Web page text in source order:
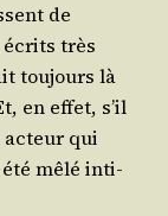
de
très
tou­jours là
en effet, s’il
acteur qui
été mêlé inti­